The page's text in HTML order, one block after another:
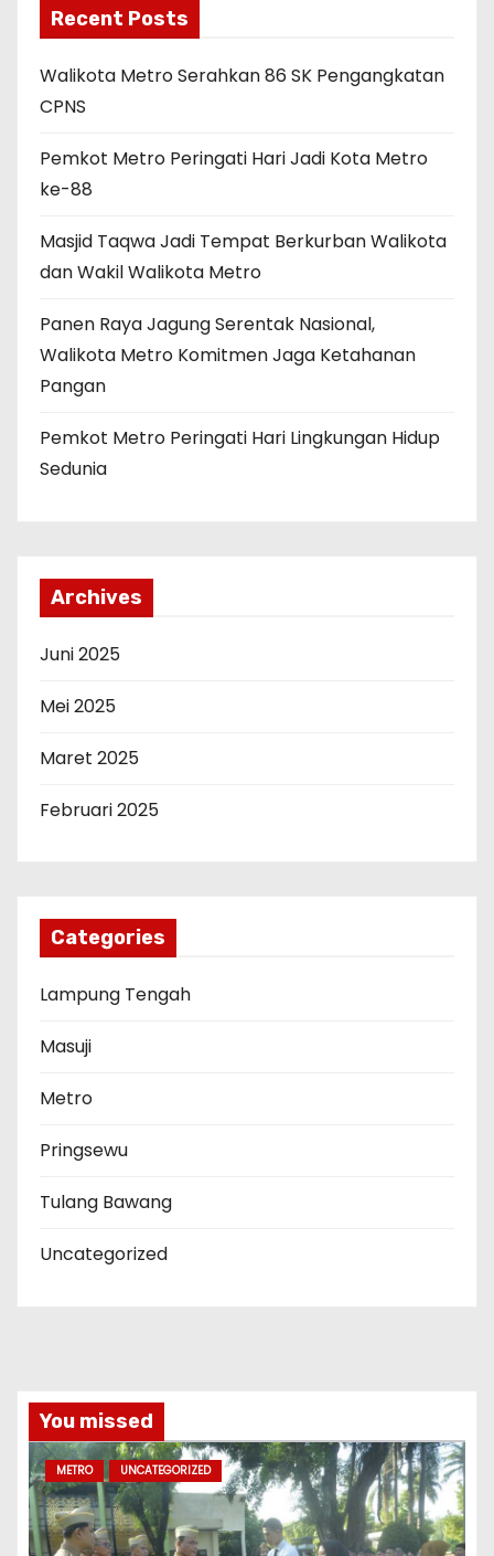
Recent Posts
Walikota Metro Serahkan 86 SK Pengangkatan
CPNS
Pemkot Metro Peringati Hari Jadi Kota Metro
ke-88
Masjid Taqwa Jadi Tempat Berkurban Walikota
dan Wakil Walikota Metro
Panen Raya Jagung Serentak Nasional,
Walikota Metro Komitmen Jaga Ketahanan
Pangan
Pemkot Metro Peringati Hari Lingkungan Hidup
Sedunia
Archives
Juni 2025
Mei 2025
Maret 2025
Februari 2025
Categories
Lampung Tengah
Masuji
Metro
Pringsewu
Tulang Bawang
Uncategorized
You missed
METRO UNCATEGORIZED